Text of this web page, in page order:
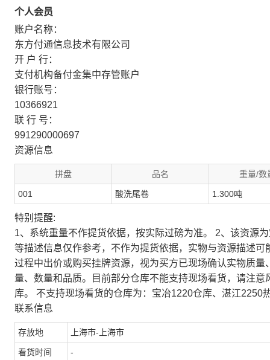
个人会员
账户名称：
东方付通信息技术有限公司
开 户 行：
支付机构备付金集中存管账户
银行账号：
10366921
联 行 号：
991290000697
资源信息
拼盘 品名 重量/数
001 酸洗尾卷 1.300吨
特别提醒:
1、系统重量不作提货依据，按实际过磅为准。 2、该资源
等描述信息仅作参考，不作为提货依据，实物与资源描述
过程中出价或购买挂牌资源，视为买方已现场确认实物质
量、数量和品质。目前部分仓库不能支持现场看货，请注
库。 不支持现场看货的仓库为：宝冶1220仓库、湛江2250
联系信息
存放地 上海市-上海市
看货时间 -